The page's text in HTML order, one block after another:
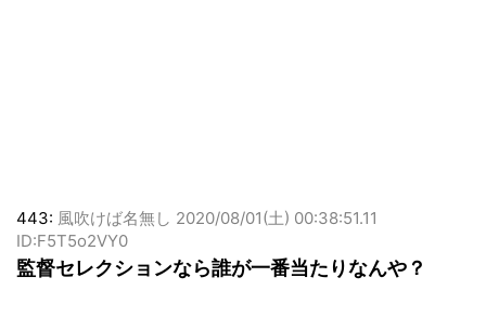
443: 風吹けば名無し 2020/08/01(土) 00:38:51.11
ID:F5T5o2VY0
監督セレクションなら誰が一番当たりなんや？